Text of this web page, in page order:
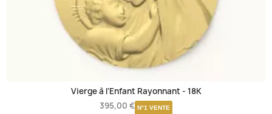
Vierge à l'Enfant Rayonnant - 18K
395,00 € N°1 VENTE